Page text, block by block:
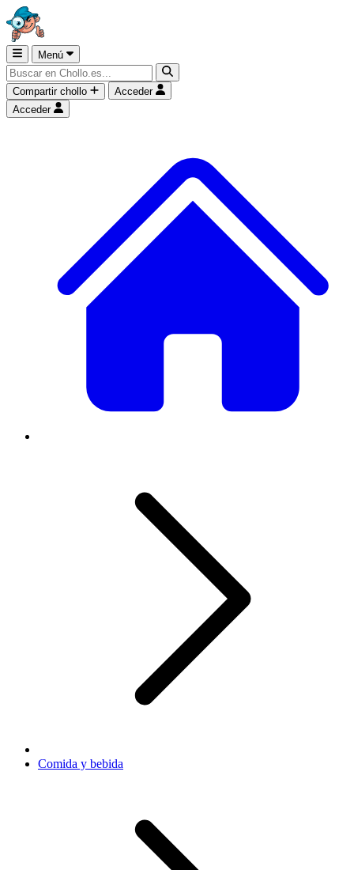
Menú
Compartir chollo
Acceder
Acceder
Comida y bebida